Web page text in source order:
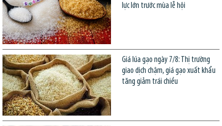
lực lớn trước mùa lễ hội
Giá lúa gạo ngày 7/8: Thị trường
giao dịch chậm, giá gạo xuất khẩu
tăng giảm trái chiều